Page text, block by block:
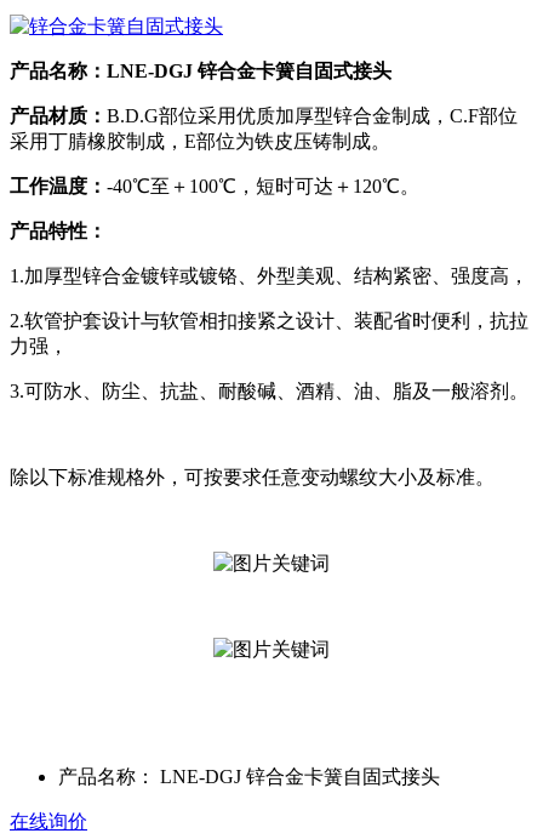
产品名称： LNE-DGJ 锌合金卡簧自固式接头
产品材质： B.D.G部位采用优质加厚型锌合金制成，C.F部位
采用丁腈橡胶制成，E部位为铁皮压铸制成。
工作温度： -40℃至＋100℃，短时可达＋120℃。
产品特性：
1.加厚型锌合金镀锌或镀铬、外型美观、结构紧密、强度高，
2.软管护套设计与软管相扣接紧之设计、装配省时便利，抗拉
力强，
3.可防水、防尘、抗盐、耐酸碱、酒精、油、脂及一般溶剂。
除以下标准规格外，可按要求任意变动螺纹大小及标准。
产品名称： LNE-DGJ 锌合金卡簧自固式接头
在线询价